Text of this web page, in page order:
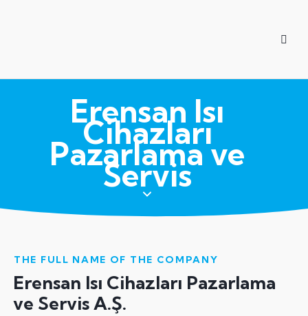
Erensan Isı
Cihazları
Pazarlama ve
Servis
THE FULL NAME OF THE COMPANY
Erensan Isı Cihazları Pazarlama
ve Servis A.Ş.